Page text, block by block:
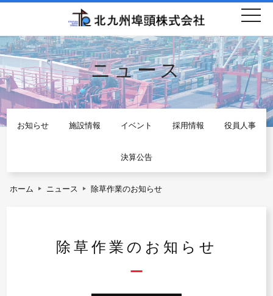
ニュース
お知らせ 施設情報 イベント 採用情報 役員人事
決算公告
ホーム ニュース 除草作業のお知らせ
除草作業のお知らせ